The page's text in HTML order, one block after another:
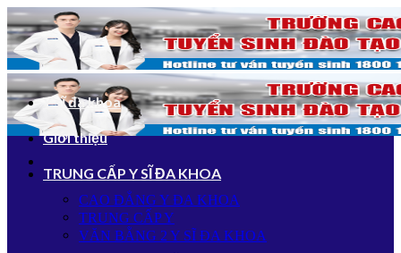
Bỏ
qua
nội
dung
Y sĩ đa khoa
Giới thiệu
TRUNG CẤP Y SĨ ĐA KHOA
CAO ĐẲNG Y ĐA KHOA
TRUNG CẤP Y
VĂN BẰNG 2 Y SĨ ĐA KHOA